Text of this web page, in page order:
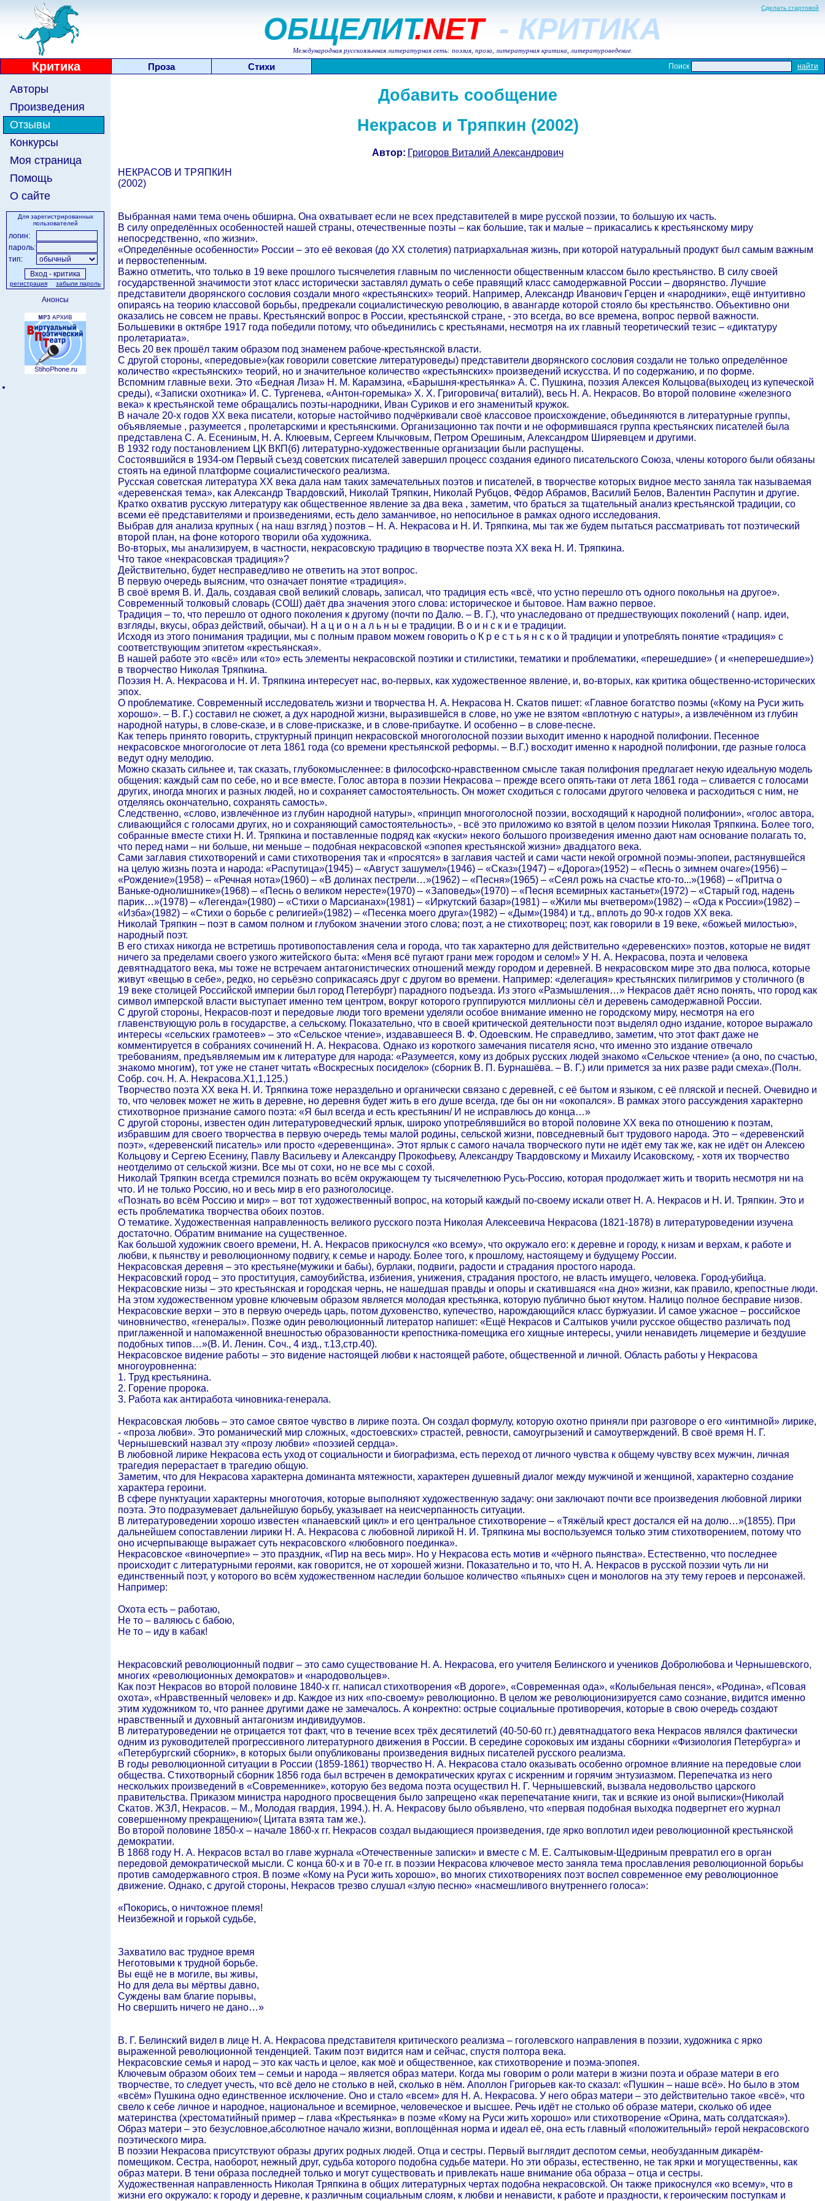
Сделать стартовой
ОБЩЕЛИТ.NET - КРИТИКА
Международная русскоязычная литературная сеть: поэзия, проза, литературная критика, литературоведение.
Критика Проза Стихи Поиск
Авторы
Произведения
Отзывы
Конкурсы
Моя страница
Помощь
О сайте
Для зарегистрированных
пользователей
логин:
пароль:
тип:
регистрация забыли пароль
Анонсы
Добавить сообщение
Некрасов и Тряпкин (2002)
Автор: Григоров Виталий Александрович
НЕКРАСОВ И ТРЯПКИН
(2002)
Выбранная нами тема очень обширна. Она охватывает если не всех представителей в мире русской поэзии, то большую их часть.
В силу определённых особенностей нашей страны, отечественные поэты – как большие, так и малые – прикасались к крестьянскому миру
непосредственно, «по жизни».
«Определённые особенности» России – это её вековая (до ХХ столетия) патриархальная жизнь, при которой натуральный продукт был самым важным
и первостепенным.
Важно отметить, что только в 19 веке прошлого тысячелетия главным по численности общественным классом было крестьянство. В силу своей
государственной значимости этот класс исторически заставлял думать о себе правящий класс самодержавной России – дворянство. Лучшие
представители дворянского сословия создали много «крестьянских» теорий. Например, Александр Иванович Герцен и «народники», ещё интуитивно
опираясь на теорию классовой борьбы, предрекали социалистическую революцию, в авангарде которой стояло бы крестьянство. Объективно они
оказались не совсем не правы. Крестьянский вопрос в России, крестьянской стране, - это всегда, во все времена, вопрос первой важности.
Большевики в октябре 1917 года победили потому, что объединились с крестьянами, несмотря на их главный теоретический тезис – «диктатуру
пролетариата».
Весь 20 век прошёл таким образом под знаменем рабоче-крестьянской власти.
С другой стороны, «передовые»(как говорили советские литературоведы) представители дворянского сословия создали не только определённое
количество «крестьянских» теорий, но и значительное количество «крестьянских» произведений искусства. И по содержанию, и по форме.
Вспомним главные вехи. Это «Бедная Лиза» Н. М. Карамзина, «Барышня-крестьянка» А. С. Пушкина, поэзия Алексея Кольцова(выходец из купеческой
среды), «Записки охотника» И. С. Тургенева, «Антон-горемыка» Х. Х. Григоровича( виталий), весь Н. А. Некрасов. Во второй половине «железного
века» к крестьянской теме обращались поэты-народники, Иван Суриков и его знаменитый кружок.
В начале 20-х годов ХХ века писатели, которые настойчиво подчёркивали своё классовое происхождение, объединяются в литературные группы,
объявляемые , разумеется , пролетарскими и крестьянскими. Организационно так почти и не оформившаяся группа крестьянских писателей была
представлена С. А. Есениным, Н. А. Клюевым, Сергеем Клычковым, Петром Орешиным, Александром Ширяевцем и другими.
В 1932 году постановлением ЦК ВКП(б) литературно-художественные организации были распущены.
Состоявшийся в 1934-ом Первый съезд советских писателей завершил процесс создания единого писательского Союза, члены которого были обязаны
стоять на единой платформе социалистического реализма.
Русская советская литература ХХ века дала нам таких замечательных поэтов и писателей, в творчестве которых видное место заняла так называемая
«деревенская тема», как Александр Твардовский, Николай Тряпкин, Николай Рубцов, Фёдор Абрамов, Василий Белов, Валентин Распутин и другие.
Кратко охватив русскую литературу как общественное явление за два века , заметим, что браться за тщательный анализ крестьянской традиции, со
всеми её представителями и произведениями, есть дело заманчивое, но непосильное в рамках одного исследования.
Выбрав для анализа крупных ( на наш взгляд ) поэтов – Н. А. Некрасова и Н. И. Тряпкина, мы так же будем пытаться рассматривать тот поэтический
второй план, на фоне которого творили оба художника.
Во-вторых, мы анализируем, в частности, некрасовскую традицию в творчестве поэта ХХ века Н. И. Тряпкина.
Что такое «некрасовская традиция»?
Действительно, будет несправедливо не ответить на этот вопрос.
В первую очередь выясним, что означает понятие «традиция».
В своё время В. И. Даль, создавая свой великий словарь, записал, что традиция есть «всё, что устно перешло отъ одного покольнья на другое».
Современный толковый словарь (СОШ) даёт два значения этого слова: историческое и бытовое. Нам важно первое.
Традиция – то, что перешло от одного поколения к другому (почти по Далю. – В. Г.), что унаследовано от предшествующих поколений ( напр. идеи,
взгляды, вкусы, образ действий, обычаи). Н а ц и о н а л ь н ы е традиции. В о и н с к и е традиции.
Исходя из этого понимания традиции, мы с полным правом можем говорить о К р е с т ь я н с к о й традиции и употреблять понятие «традиция» с
соответствующим эпитетом «крестьянская».
В нашей работе это «всё» или «то» есть элементы некрасовской поэтики и стилистики, тематики и проблематики, «перешедшие» ( и «неперешедшие»)
в творчество Николая Тряпкина.
Поэзия Н. А. Некрасова и Н. И. Тряпкина интересует нас, во-первых, как художественное явление, и, во-вторых, как критика общественно-исторических
эпох.
О проблематике. Современный исследователь жизни и творчества Н. А. Некрасова Н. Скатов пишет: «Главное богатство поэмы («Кому на Руси жить
хорошо». – В. Г.) составил не сюжет, а дух народной жизни, выразившейся в слове, но уже не взятом «вплотную с натуры», а извлечённом из глубин
народной натуры, в слове-сказе, и в слове-присказке, и в слове-прибаутке. И особенно – в слове-песне.
Как теперь принято говорить, структурный принцип некрасовской многоголосной поэзии выходит именно к народной полифонии. Песенное
некрасовское многоголосие от лета 1861 года (со времени крестьянской реформы. – В.Г.) восходит именно к народной полифонии, где разные голоса
ведут одну мелодию.
Можно сказать сильнее и, так сказать, глубокомысленнее: в философско-нравственном смысле такая полифония предлагает некую идеальную модель
общения: каждый сам по себе, но и все вместе. Голос автора в поэзии Некрасова – прежде всего опять-таки от лета 1861 года – сливается с голосами
других, иногда многих и разных людей, но и сохраняет самостоятельность. Он может сходиться с голосами другого человека и расходиться с ним, не
отделяясь окончательно, сохранять самость».
Следственно, «слово, извлечённое из глубин народной натуры», «принцип многоголосной поэзии, восходящий к народной полифонии», «голос автора,
сливающийся с голосами других, но и сохраняющий самостоятельность», - всё это приложимо ко взятой в целом поэзии Николая Тряпкина. Более того,
собранные вместе стихи Н. И. Тряпкина и поставленные подряд как «куски» некого большого произведения именно дают нам основание полагать то,
что перед нами – ни больше, ни меньше – подобная некрасовской «эпопея крестьянской жизни» двадцатого века.
Сами заглавия стихотворений и сами стихотворения так и «просятся» в заглавия частей и сами части некой огромной поэмы-эпопеи, растянувшейся
на целую жизнь поэта и народа: «Распутица»(1945) – «Август зашумел»(1946) – «Сказ»(1947) – «Дорога»(1952) – «Песнь о зимнем очаге»(1956) –
«Рождение»(1958) – «Речная нота»(1960) – «В долинах пестрели…»(1962) – «Песня»(1965) – «Сеял рожь на счастье кто-то...»(1968) – «Притча о
Ваньке-однолишнике»(1968) – «Песнь о великом нересте»(1970) – «Заповедь»(1970) – «Песня всемирных кастаньет»(1972) – «Старый год, надень
парик…»(1978) – «Легенда»(1980) – «Стихи о Марсианах»(1981) – «Иркутский базар»(1981) – «Жили мы вчетвером»(1982) – «Ода к России»(1982) –
«Изба»(1982) – «Стихи о борьбе с религией»(1982) – «Песенка моего друга»(1982) – «Дым»(1984) и т.д., вплоть до 90-х годов ХХ века.
Николай Тряпкин – поэт в самом полном и глубоком значении этого слова; поэт, а не стихотворец; поэт, как говорили в 19 веке, «божьей милостью»,
народный поэт.
В его стихах никогда не встретишь противопоставления села и города, что так характерно для действительно «деревенских» поэтов, которые не видят
ничего за пределами своего узкого житейского быта: «Меня всё пугают грани меж городом и селом!» У Н. А. Некрасова, поэта и человека
девятнадцатого века, мы тоже не встречаем антагонистических отношений между городом и деревней. В некрасовском мире это два полюса, которые
живут «вещью в себе», редко, но серьёзно соприкасаясь друг с другом во времени. Например: «делегация» крестьянских пилигримов у столичного (в
19 веке столицей Российской империи был город Петербург) парадного подъезда. Из этого «Размышления…» Некрасов даёт ясно понять, что город как
символ имперской власти выступает именно тем центром, вокруг которого группируются миллионы сёл и деревень самодержавной России.
С другой стороны, Некрасов-поэт и передовые люди того времени уделяли особое внимание именно не городскому миру, несмотря на его
главенствующую роль в государстве, а сельскому. Показательно, что в своей критической деятельности поэт выделял одно издание, которое выражало
интересы «сельских грамотеев» – это «Сельское чтение», издававшееся В. Ф. Одоевским. Не справедливо, заметим, что этот факт даже не
комментируется в собраниях сочинений Н. А. Некрасова. Однако из короткого замечания писателя ясно, что именно это издание отвечало
требованиям, предъявляемым им к литературе для народа: «Разумеется, кому из добрых русских людей знакомо «Сельское чтение» (а оно, по счастью,
знакомо многим), тот уже не станет читать «Воскресных посиделок» (сборник В. П. Бурнашёва. – В. Г.) или примется за них разве ради смеха».(Полн.
Собр. соч. Н. А. Некрасова.Х1,1,125.)
Творчество поэта ХХ века Н. И. Тряпкина тоже нераздельно и органически связано с деревней, с её бытом и языком, с её пляской и песней. Очевидно и
то, что человек может не жить в деревне, но деревня будет жить в его душе всегда, где бы он ни «окопался». В рамках этого рассуждения характерно
стихотворное признание самого поэта: «Я был всегда и есть крестьянин/ И не исправлюсь до конца…»
С другой стороны, известен один литературоведческий ярлык, широко употреблявшийся во второй половине ХХ века по отношению к поэтам,
избравшим для своего творчества в первую очередь темы малой родины, сельской жизни, повседневный быт трудового народа. Это – «деревенский
поэт», «деревенский писатель» или просто «деревенщина». Этот ярлык с самого начала творческого пути не идёт ему так же, как не идёт он Алексею
Кольцову и Сергею Есенину, Павлу Васильеву и Александру Прокофьеву, Александру Твардовскому и Михаилу Исаковскому, - хотя их творчество
неотделимо от сельской жизни. Все мы от сохи, но не все мы с сохой.
Николай Тряпкин всегда стремился познать во всём окружающем ту тысячелетнюю Русь-Россию, которая продолжает жить и творить несмотря ни на
что. И не только Россию, но и весь мир в его разноголосице.
«Познать во всём Россию и мир» – вот тот художественный вопрос, на который каждый по-своему искали ответ Н. А. Некрасов и Н. И. Тряпкин. Это и
есть проблематика творчества обоих поэтов.
О тематике. Художественная направленность великого русского поэта Николая Алексеевича Некрасова (1821-1878) в литературоведении изучена
достаточно. Обратим внимание на существенное.
Как большой художник своего времени, Н. А. Некрасов прикоснулся «ко всему», что окружало его: к деревне и городу, к низам и верхам, к работе и
любви, к пьянству и революционному подвигу, к семье и народу. Более того, к прошлому, настоящему и будущему России.
Некрасовская деревня – это крестьяне(мужики и бабы), бурлаки, подвиги, радости и страдания простого народа.
Некрасовский город – это проституция, самоубийства, избиения, унижения, страдания простого, не власть имущего, человека. Город-убийца.
Некрасовские низы – это крестьянская и городская чернь, не нашедшая правды и опоры и скатившаяся «на дно» жизни, как правило, крепостные люди.
На этом художественном уровне ключевым образом является молодая крестьянка, которую публично бьют кнутом. Налицо полное бесправие низов.
Некрасовские верхи – это в первую очередь царь, потом духовенство, купечество, нарождающийся класс буржуазии. И самое ужасное – российское
чиновничество, «генералы». Позже один революционный литератор напишет: «Ещё Некрасов и Салтыков учили русское общество различать под
приглаженной и напомаженной внешностью образованности крепостника-помещика его хищные интересы, учили ненавидеть лицемерие и бездушие
подобных типов…»(В. И. Ленин. Соч., 4 изд., т.13,стр.40).
Некрасовское видение работы – это видение настоящей любви к настоящей работе, общественной и личной. Область работы у Некрасова
многоуровненна:
1. Труд крестьянина.
2. Горение пророка.
3. Работа как антиработа чиновника-генерала.
Некрасовская любовь – это самое святое чувство в лирике поэта. Он создал формулу, которую охотно приняли при разговоре о его «интимной» лирике,
- «проза любви». Это романический мир сложных, «достоевских» страстей, ревности, самоугрызений и самоутверждений. В своё время Н. Г.
Чернышевский назвал эту «прозу любви» «поэзией сердца».
В любовной лирике Некрасова есть уход от социальности и биографизма, есть переход от личного чувства к общему чувству всех мужчин, личная
трагедия перерастает в трагедию общую.
Заметим, что для Некрасова характерна доминанта мятежности, характерен душевный диалог между мужчиной и женщиной, характерно создание
характера героини.
В сфере пунктуации характерны многоточия, которые выполняют художественную задачу: они заключают почти все произведения любовной лирики
поэта. Это подразумевает дальнейшую борьбу, указывает на неисчерпанность ситуации.
В литературоведении хорошо известен «панаевский цикл» и его центральное стихотворение – «Тяжёлый крест достался ей на долю…»(1855). При
дальнейшем сопоставлении лирики Н. А. Некрасова с любовной лирикой Н. И. Тряпкина мы воспользуемся только этим стихотворением, потому что
оно исчерпывающе выражает суть некрасовского «любовного поединка».
Некрасовское «виночерпие» – это праздник, «Пир на весь мир». Но у Некрасова есть мотив и «чёрного пьянства». Естественно, что последнее
происходит с литературными героями, как говорится, не от хорошей жизни. Показательно и то, что Н. А. Некрасов в русской поэзии чуть ли ни
единственный поэт, у которого во всём художественном наследии большое количество «пьяных» сцен и монологов на эту тему героев и персонажей.
Например:
Охота есть – работаю,
Не то – валяюсь с бабою,
Не то – иду в кабак!
Некрасовский революционный подвиг – это само существование Н. А. Некрасова, его учителя Белинского и учеников Добролюбова и Чернышевского,
многих «революционных демократов» и «народовольцев».
Как поэт Некрасов во второй половине 1840-х гг. написал стихотворения «В дороге», «Современная ода», «Колыбельная пенся», «Родина», «Псовая
охота», «Нравственный человек» и др. Каждое из них «по-своему» революционно. В целом же революционизируется само сознание, видится именно
этим художником то, что раннее другими даже не замечалось. А конректно: острые социальные противоречия, которые в свою очередь создают
нравственный и духовный антагонизм индивидуумов.
В литературоведении не отрицается тот факт, что в течение всех трёх десятилетий (40-50-60 гг.) девятнадцатого века Некрасов являлся фактически
одним из руководителей прогрессивного литературного движения в России. В середине сороковых им изданы сборники «Физиология Петербурга» и
«Петербургский сборник», в которых были опубликованы произведения видных писателей русского реализма.
В годы революционной ситуации в России (1859-1861) творчество Н. А. Некрасова стало оказывать особенно огромное влияние на передовые слои
общества. Стихотворный сборник 1856 года был встречен в демократических кругах с искренним и горячим энтузиазмом. Перепечатка из него
нескольких произведений в «Современнике», которую без ведома поэта осуществил Н. Г. Чернышевский, вызвала недовольство царского
правительства. Приказом министра народного просвещения было запрещено «как перепечатание книги, так и всякие из оной выписки»(Николай
Скатов. ЖЗЛ, Некрасов. – М., Молодая гвардия, 1994.). Н. А. Некрасову было объявлено, что «первая подобная выходка подвергнет его журнал
совершенному прекращению»( Цитата взята там же.).
Во второй половине 1850-х – начале 1860-х гг. Некрасов создал выдающиеся произведения, где ярко воплотил идеи революционной крестьянской
демократии.
В 1868 году Н. А. Некрасов встал во главе журнала «Отечественные записки» и вместе с М. Е. Салтыковым-Щедриным превратил его в орган
передовой демократической мысли. С конца 60-х и в 70-е гг. в поэзии Некрасова ключевое место заняла тема прославления революционной борьбы
против самодержавного строя. В поэме «Кому на Руси жить хорошо», во многих стихотворениях поэт воспел современное ему революционное
движение. Однако, с другой стороны, Некрасов трезво слушал «злую песню» «насмешливого внутреннего голоса»:
«Покорись, о ничтожное племя!
Неизбежной и горькой судьбе,
Захватило вас трудное время
Неготовыми к трудной борьбе.
Вы ещё не в могиле, вы живы,
Но для дела вы мёртвы давно,
Суждены вам благие порывы,
Но свершить ничего не дано…»
В. Г. Белинский видел в лице Н. А. Некрасова представителя критического реализма – гоголевского направления в поэзии, художника с ярко
выраженной революционной тенденцией. Таким поэт видится нам и сейчас, спустя полтора века.
Некрасовские семья и народ – это как часть и целое, как моё и общественное, как стихотворение и поэма-эпопея.
Ключевым образом обоих тем – семьи и народа – является образ матери. Когда мы говорим о роли матери в жизни поэта и образе матери в его
творчестве, то следует учесть, что всё дело не столько в ней, сколько в нём. Аполлон Григорьев как-то сказал: «Пушкин – наше всё». Но было в этом
«всём» Пушкина одно единственное исключение. Оно и стало «всем» для Н. А. Некрасова. У него образ матери – это действительно такое «всё», что
свело к себе личное и народное, национальное и всемирное, человеческое и высшее. Речь идёт не столько об образе матери, сколько об идее
материнства (хрестоматийный пример – глава «Крестьянка» в поэме «Кому на Руси жить хорошо» или стихотворение «Орина, мать солдатская»).
Образ матери – это безусловное,абсолютное начало жизни, воплощённая норма и идеал её, она есть главный «положительный» герой некрасовского
поэтического мира.
В поэзии Некрасова присутствуют образы других родных людей. Отца и сестры. Первый выглядит деспотом семьи, необузданным дикарём-
помещиком. Сестра, наоборот, нежный друг, судьба которого подобна судьбе матери. Но эти образы, естественно, не так ярки и могущественны, как
образ матери. В тени образа последней только и могут существовать и привлекать наше внимание оба образа – отца и сестры.
Художественная направленность Николая Тряпкина в общих литературных чертах подобна некрасовской. Он также прикоснулся «ко всему», что в
жизни его окружало: к городу и деревне, к различным социальным слоям, к любви и ненависти, к работе и праздности, к героическим поступкам и